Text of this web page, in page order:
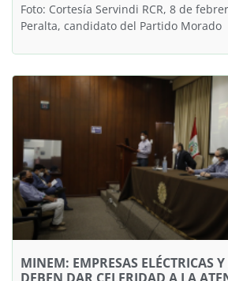
Foto: Cortesía Servindi RCR, 8 de
Peralta, candidato del Partido Morado
MINEM: EMPRESAS ELÉCTRICAS